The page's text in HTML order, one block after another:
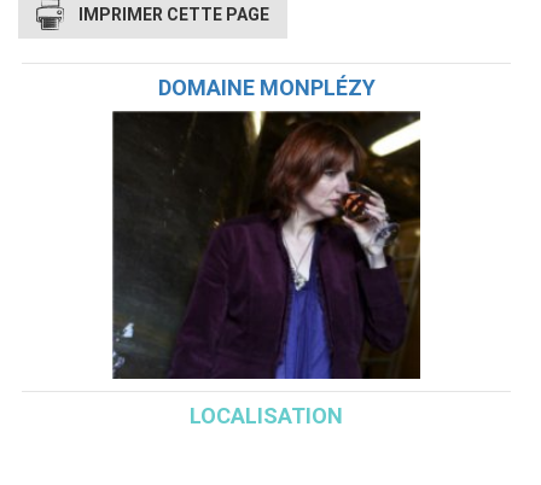
IMPRIMER CETTE PAGE
DOMAINE MONPLÉZY
LOCALISATION